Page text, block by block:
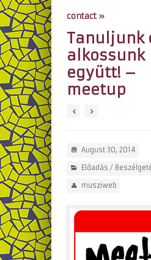
contact »
go to...
Tanuljunk
alkossunk
együtt! –
meetup
August 30, 2014
Előadás /
musziweb